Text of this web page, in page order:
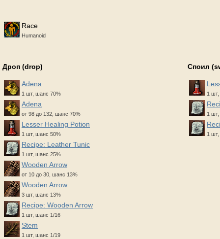
Race
Humanoid
Дроп (drop)
Adena
1 шт, шанс 70%
Adena
от 98 до 132, шанс 70%
Lesser Healing Potion
1 шт, шанс 50%
Recipe: Leather Tunic
1 шт, шанс 25%
Wooden Arrow
от 10 до 30, шанс 13%
Wooden Arrow
3 шт, шанс 13%
Recipe: Wooden Arrow
1 шт, шанс 1/16
Stem
1 шт, шанс 1/19
Споил
1
1
1